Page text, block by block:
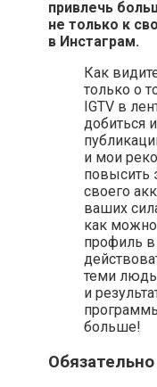
привлечь
не только к
в Инстаграм.
Как
только о
IGTV в
добиться
и мои
повысить
своего
ваших
как
профиль в
теми
и
больше!